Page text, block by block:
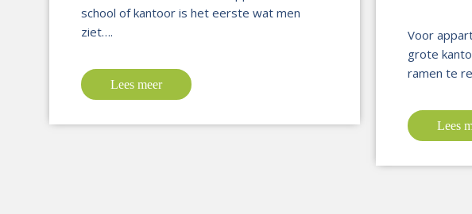
school of kantoor is het eerste wat men
ziet….
Lees meer
Voor
grote
ramen te
Lees